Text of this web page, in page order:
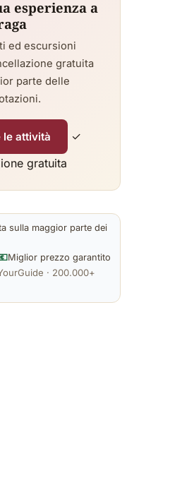
esperienza a
ed escursioni
gratuita
parte delle
le attività
✓
gratuita
sulla maggior parte dei
Miglior prezzo garantito
· 200.000+